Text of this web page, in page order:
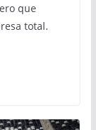
que
total.